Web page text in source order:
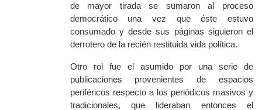
de mayor tirada se sumaron al proceso
democrático una vez que éste estuvo
consumado y desde sus páginas siguieron el
derrotero de la recién restituida vida política.
Otro rol fue el asumido por una serie de
publicaciones provenientes de espacios
periféricos respecto a los periódicos masivos y
tradicionales, que lideraban entonces el